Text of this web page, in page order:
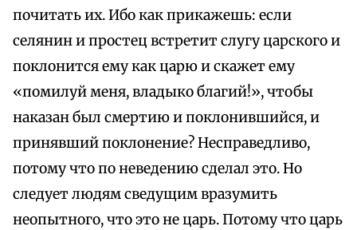
почитать их. Ибо как прикажешь: если
селянин и простец встретит слугу царского и
поклонится ему как царю и скажет ему
«помилуй меня, владыко благий!», чтобы
наказан был смертию и поклонившийся, и
принявший поклонение? Несправедливо,
потому что по неведению сделал это. Но
следует людям сведущим вразумить
неопытного, что это не царь. Потому что царь